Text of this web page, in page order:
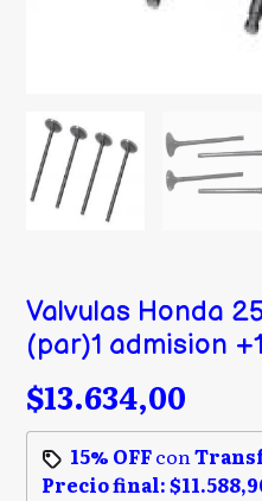
Valvulas Honda
(par)1 admision
$13.634,00
15% OFFcon
Precio final: